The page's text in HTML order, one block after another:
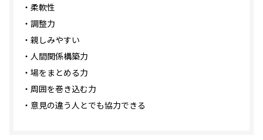
・柔軟性
・調整力
・親しみやすい
・人間関係構築力
・場をまとめる力
・周囲を巻き込む力
・意見の違う人とでも協力できる